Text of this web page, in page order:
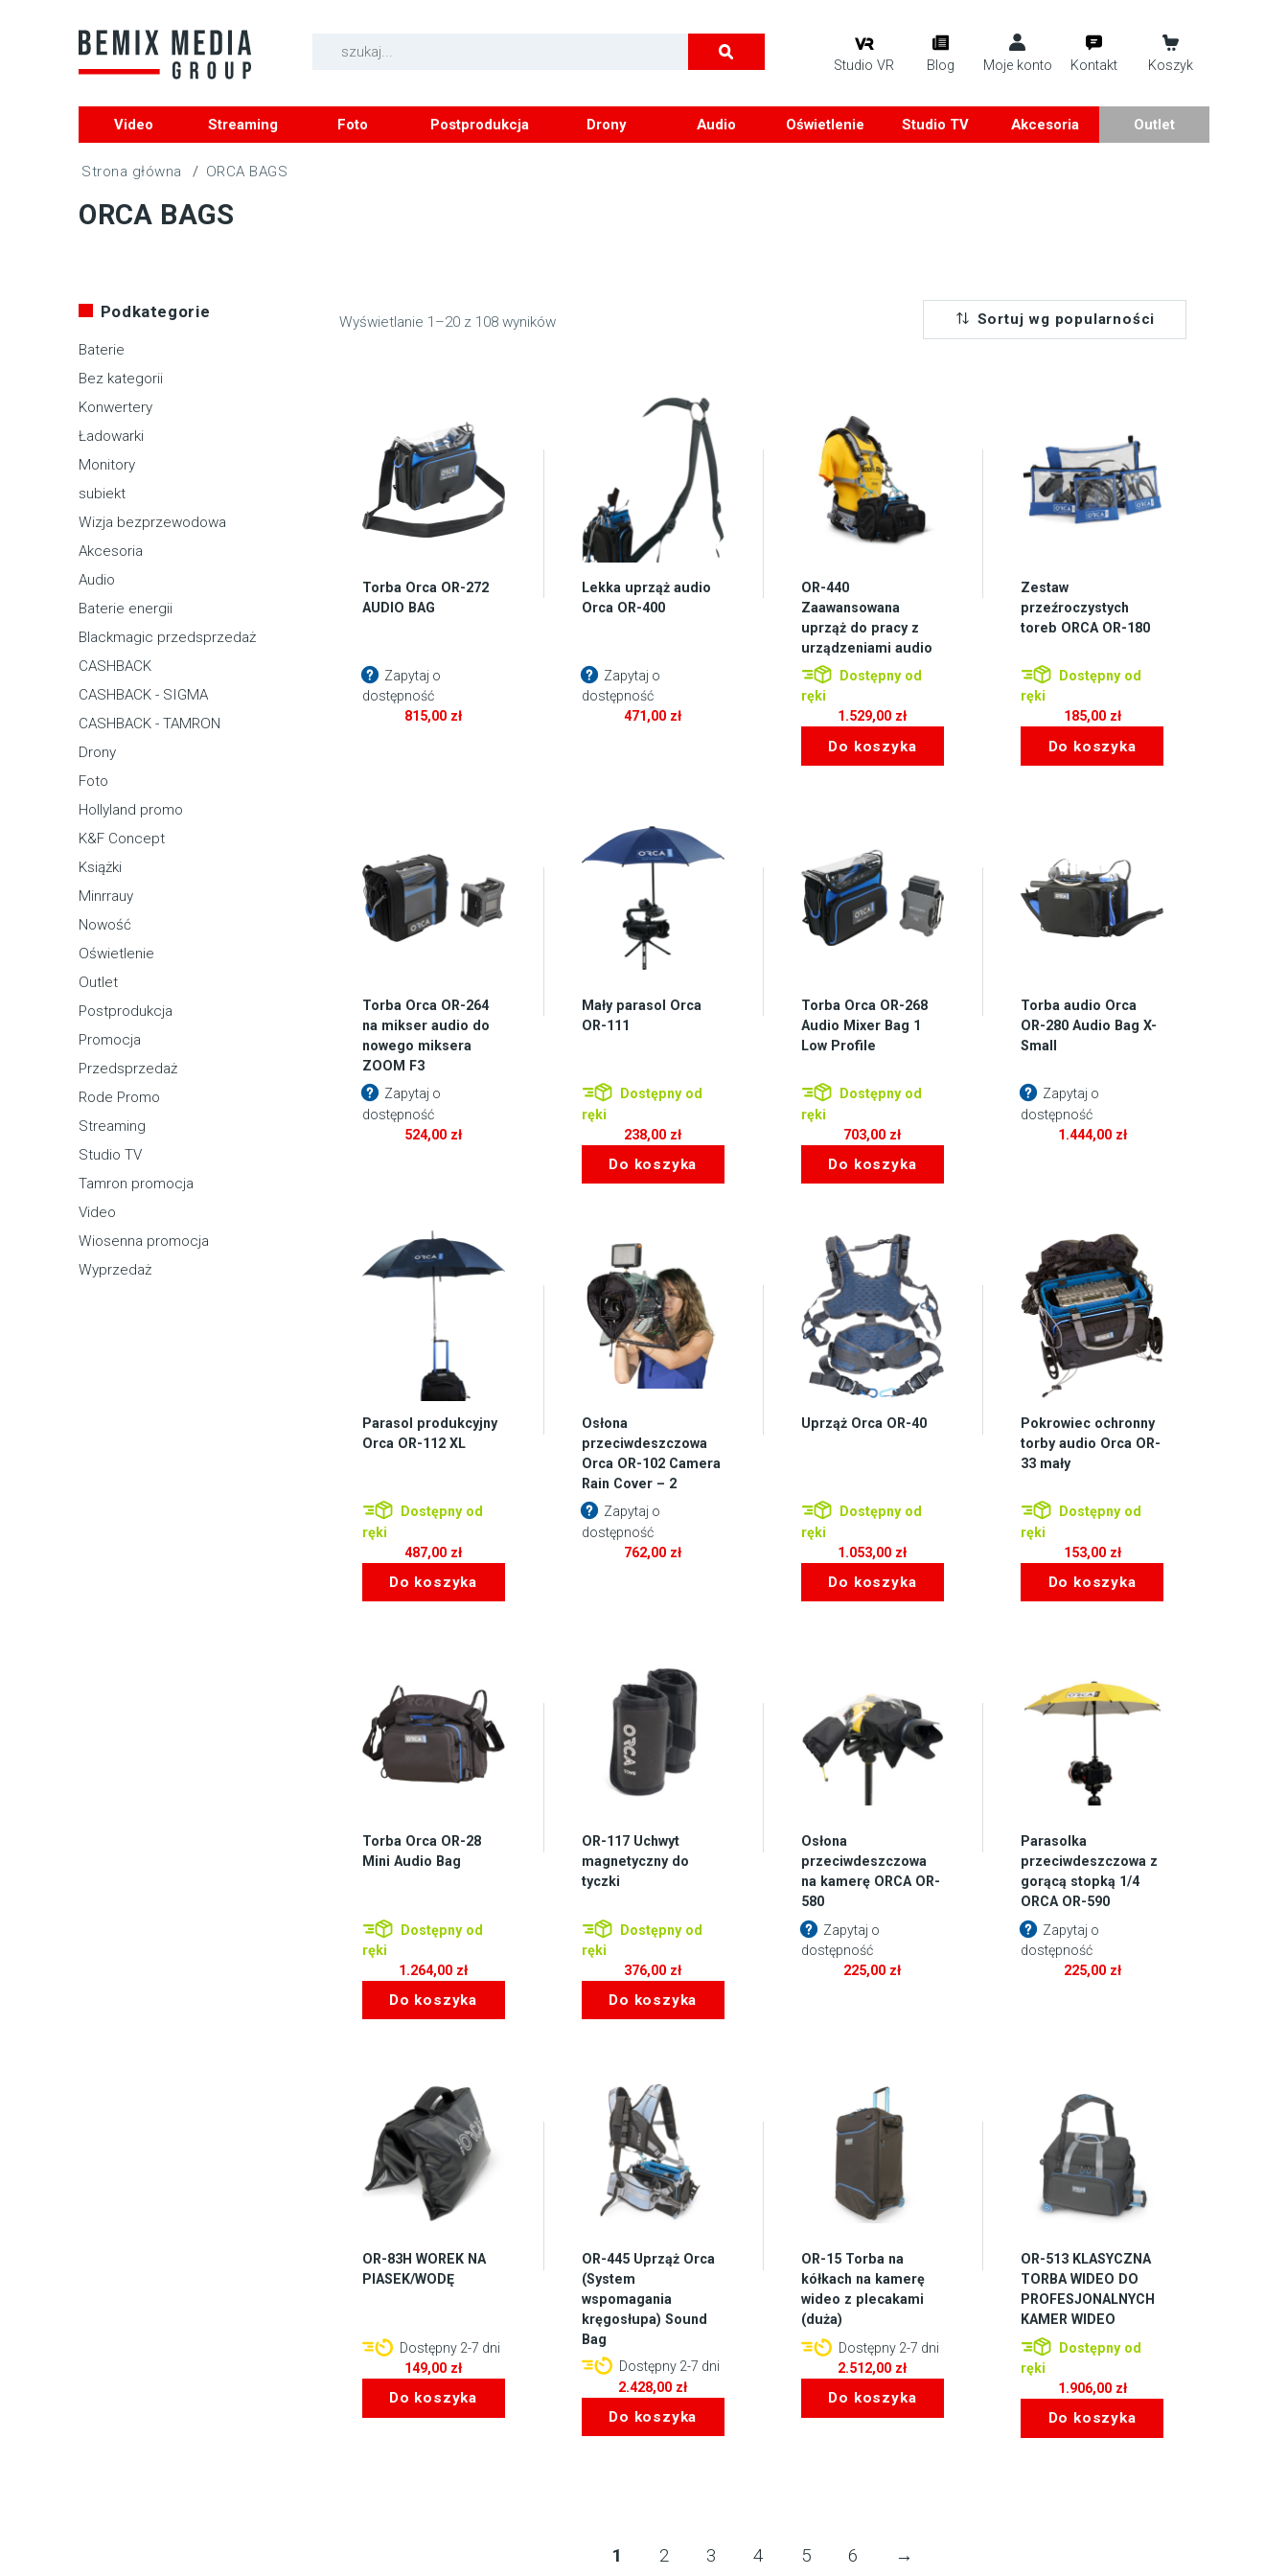
Studio VR Blog Moje konto Kontakt Koszyk
Video Streaming Foto Postprodukcja Drony Audio Oświetlenie Studio TV Akcesoria Outlet
/ ORCA BAGS
ORCA BAGS
Podkategorie
Baterie
Bez kategorii
Konwertery
Ładowarki
Monitory
subiekt
Wizja bezprzewodowa
Akcesoria
Audio
Baterie energii
Blackmagic przedsprzedaż
CASHBACK
CASHBACK - SIGMA
CASHBACK - TAMRON
Drony
Foto
Hollyland promo
K&F Concept
Książki
Minrrauy
Nowość
Oświetlenie
Outlet
Postprodukcja
Promocja
Przedsprzedaż
Rode Promo
Streaming
Studio TV
Tamron promocja
Video
Wiosenna promocja
Wyprzedaż
Wyświetlanie 1–20 z 108 wyników Sortuj wg popularności
Torba Orca OR-272
AUDIO BAG
Zapytaj o
dostępność
815,00 zł
Lekka uprząż audio
Orca OR-400
Zapytaj o
dostępność
471,00 zł
OR-440
Zaawansowana
uprząż do pracy z
urządzeniami audio
Dostępny od
ręki
1.529,00 zł
Do koszyka
Zestaw
przeźroczystych
toreb ORCA OR-180
Dostępny od
ręki
185,00 zł
Do koszyka
Torba Orca OR-264
na mikser audio do
nowego miksera
ZOOM F3
Zapytaj o
dostępność
524,00 zł
Mały parasol Orca
OR-111
Dostępny od
ręki
238,00 zł
Do koszyka
Torba Orca OR-268
Audio Mixer Bag 1
Low Profile
Dostępny od
ręki
703,00 zł
Do koszyka
Torba audio Orca
OR-280 Audio Bag X-
Small
Zapytaj o
dostępność
1.444,00 zł
Parasol produkcyjny
Orca OR-112 XL
Dostępny od
ręki
487,00 zł
Do koszyka
Osłona
przeciwdeszczowa
Orca OR-102 Camera
Rain Cover – 2
Zapytaj o
dostępność
762,00 zł
Uprząż Orca OR-40
Dostępny od
ręki
1.053,00 zł
Do koszyka
Pokrowiec ochronny
torby audio Orca OR-
33 mały
Dostępny od
ręki
153,00 zł
Do koszyka
Torba Orca OR-28
Mini Audio Bag
Dostępny od
ręki
1.264,00 zł
Do koszyka
OR-117 Uchwyt
magnetyczny do
tyczki
Dostępny od
ręki
376,00 zł
Do koszyka
Osłona
przeciwdeszczowa
na kamerę ORCA OR-
580
Zapytaj o
dostępność
225,00 zł
Parasolka
przeciwdeszczowa z
gorącą stopką 1/4
ORCA OR-590
Zapytaj o
dostępność
225,00 zł
OR-83H WOREK NA
PIASEK/WODĘ
Dostępny 2-7 dni
149,00 zł
Do koszyka
OR-445 Uprząż Orca
(System
wspomagania
kręgosłupa) Sound
Bag
Dostępny 2-7 dni
2.428,00 zł
Do koszyka
OR-15 Torba na
kółkach na kamerę
wideo z plecakami
(duża)
Dostępny 2-7 dni
2.512,00 zł
Do koszyka
OR-513 KLASYCZNA
TORBA WIDEO DO
PROFESJONALNYCH
KAMER WIDEO
Dostępny od
ręki
1.906,00 zł
Do koszyka
1 2 3 4 5 6 →